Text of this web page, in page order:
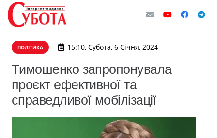
ПОЛІТИКА 15:10, Субота, 6 Січня, 2024
Тимошенко запропонувала
проєкт ефективної та
справедливої мобілізації